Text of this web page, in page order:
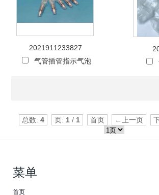
2021911233827
气管插管指示气泡
总数: 4 页: 1 / 1 首页 ←上一页
菜单
首页